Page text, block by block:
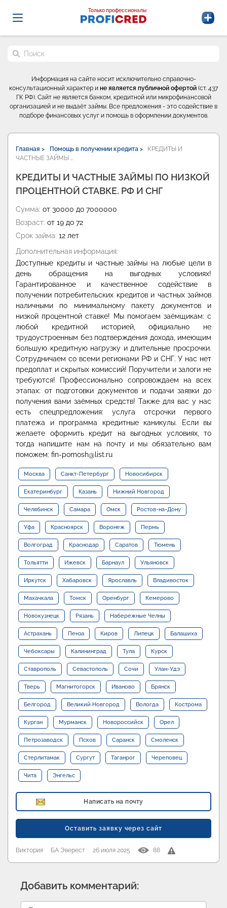
Probrokery - Только профессионалы
Только профессионалы
Поиск по сайту
Информация на сайте носит исключительно справочно-
консультационный характер и не является публичной офертой (ст. 437
ГК РФ). Сайт не является банком, кредитной или микрофинансовой
организацией и не выдаёт займы. Все предложения - это содействие в
подборе финансовых услуг и помощь в оформлении документов.
Главная > Помощь в получении кредита >
КРЕДИТЫ И
ЧАСТНЫЕ ЗАЙМЫ …
КРЕДИТЫ И ЧАСТНЫЕ ЗАЙМЫ ПО НИЗКОЙ
ПРОЦЕНТНОЙ СТАВКЕ. РФ И СНГ
Сумма: от 30000 до 7000000
Возраст: от 19 до 72
Срок займа: 12 лет
Дополнительная информация:
Доступные кредиты и частные займы на любые цели в
день обращения на выгодных условиях!
Гарантированное и качественное содействие в
получении потребительских кредитов и частных займов
наличными по минимальному пакету документов и
низкой процентной ставке! Мы помогаем заёмщикам: с
любой кредитной историей, официально не
трудоустроенным без подтверждения дохода, имеющим
большую кредитную нагрузку и длительные просрочки.
Сотрудничаем со всеми регионами РФ и СНГ. У нас нет
предоплат и скрытых комиссий! Поручители и залоги не
требуются! Профессионально сопровождаем на всех
этапах: от подготовки документов и подачи заявки до
получения вами заёмных средств! Также для вас у нас
есть спецпредложения: услуга отсрочки первого
платежа и программа кредитные каникулы. Если вы
желаете оформить кредит на выгодных условиях, то
тогда напишите нам на почту и мы обязательно вам
поможем: fin-pomosh@list.ru
Москва Санкт-Петербург Новосибирск
Екатеринбург Казань Нижний Новгород
Челябинск Самара Омск Ростов-на-Дону
Уфа Красноярск Воронеж Пермь
Волгоград Краснодар Саратов Тюмень
Тольятти Ижевск Барнаул Ульяновск
Иркутск Хабаровск Ярославль Владивосток
Махачкала Томск Оренбург Кемерово
Новокузнецк Рязань Набережные Челны
Астрахань Пенза Киров Липецк Балашиха
Чебоксары Калининград Тула Курск
Ставрополь Севастополь Сочи Улан-Удэ
Тверь Магнитогорск Иваново Брянск
Белгород Великий Новгород Вологда Кострома
Курган Мурманск Новороссийск Орел
Петрозаводск Псков Саранск Смоленск
Стерлитамак Сургут Таганрог Череповец
Чита Энгельс
Написать на почту
Оставить заявку через сайт
Виктория БА Эверест 26 июля 2025 88
Добавить комментарий: